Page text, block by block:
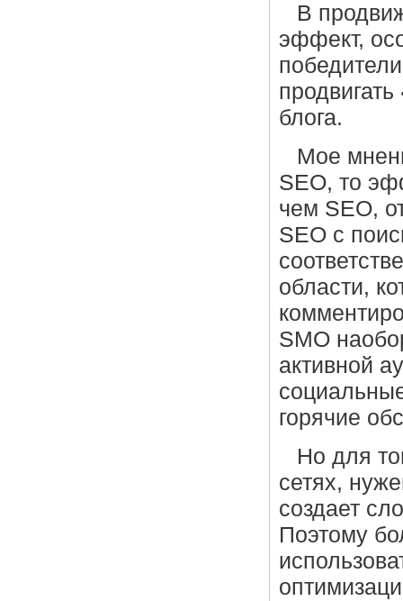
В
эффект,
блога.
Мое
SEO, то
чем SEO,
SEO с
области,
SMO
активной
горячие
Но для
сетях,
создает
Поэтому